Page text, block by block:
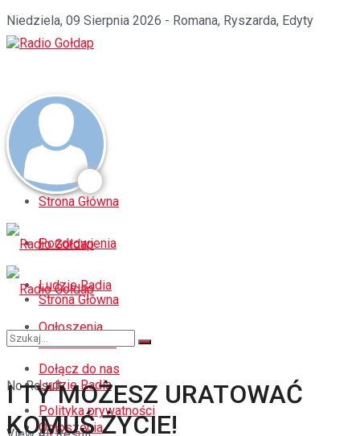
Niedziela, 09 Sierpnia 2026 - Romana, Ryszarda, Edyty
Strona Główna
Pozdrowienia
Ludzie Radia
Ogłoszenia
Dołącz do nas
Polityka prywatności
Strona Główna
Pozdrowienia
Ludzie Radia
Ogłoszenia
No Result
I TY MOŻESZ URATOWAĆ
KOMUŚ ŻYCIE!